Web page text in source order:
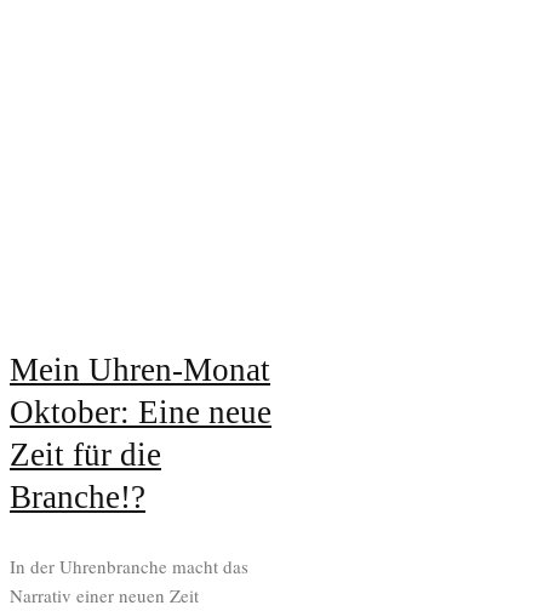
Mein Uhren-Monat
Oktober: Eine neue
Zeit für die
Branche!?
In der Uhrenbranche macht das
Narrativ einer neuen Zeit